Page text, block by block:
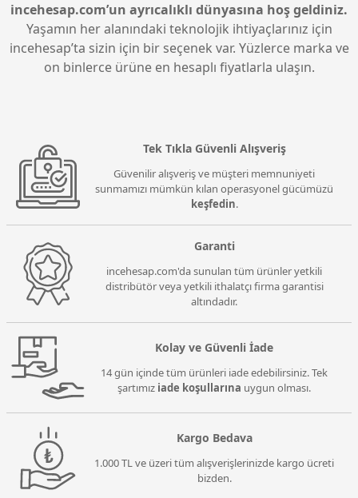
incehesap.com’un ayrıcalıklı dünyasına hoş geldiniz.
Yaşamın her alanındaki teknolojik ihtiyaçlarınız için
incehesap’ta sizin için bir seçenek var. Yüzlerce marka ve
on binlerce ürüne en hesaplı fiyatlarla ulaşın.
Tek Tıkla Güvenli Alışveriş
Güvenilir alışveriş ve müşteri memnuniyeti
sunmamızı mümkün kılan operasyonel gücümüzü
keşfedin.
Garanti
incehesap.com'da sunulan tüm ürünler yetkili
distribütör veya yetkili ithalatçı firma garantisi
altındadır.
Kolay ve Güvenli İade
14 gün içinde tüm ürünleri iade edebilirsiniz. Tek
şartımız iade koşullarına uygun olması.
Kargo Bedava
1.000 TL ve üzeri tüm alışverişlerinizde kargo ücreti
bizden.